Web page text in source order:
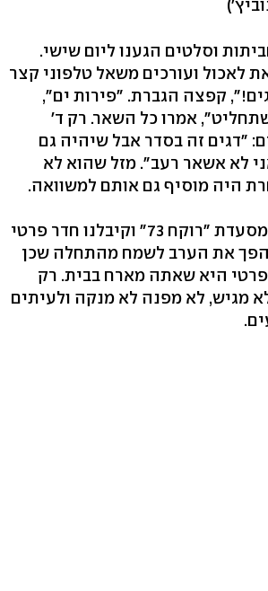
וסלטים הגענו ליום שישי.
לאכול ועורכים משאל טלפוני קצר
קפצה הגברת. "פירות ים",
אמרו כל השאר. רק ד'
"דגים זה בסדר אבל שיהיה גם
לא אשאר רעב". מזל שהוא לא
היה מוסיף גם אותם למשוואה.
התיצבנו מוקדם במסעדת "רוקח 73" וקיבלנו חדר פרטי
את הערב לשמח מהתחלה שכן
היא שאתה מארח בבית. רק
מגיש, לא מפנה לא מנקה ולעיתים